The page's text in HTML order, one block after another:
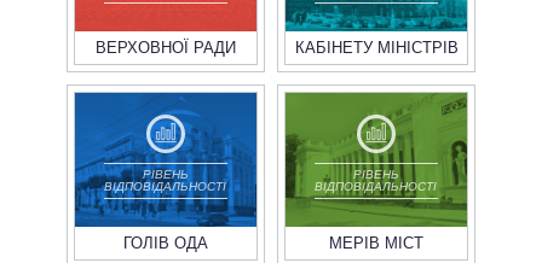
ВЕРХОВНОЇ РАДИ КАБІНЕТУ МІНІСТРІВ
РІВЕНЬ
ВІДПОВІДАЛЬНОСТІ
ГОЛІВ ОДА
РІВЕНЬ
ВІДПОВІДАЛЬНОСТІ
МЕРІВ МІСТ